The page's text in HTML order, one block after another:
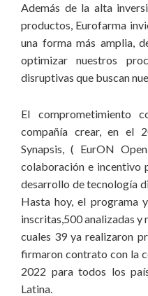
10. Resultado:
para cumplimiento de
riqueza generada con
de programas de
Además de la alta
productos, Eurofarma
una forma más amplia,
optimizar nuestros
disruptivas que buscan
El comprometimiento
compañía crear, en el
Synapsis, ( EurON
colaboración e incentivo
desarrollo de tecnología
Hasta hoy, el programa
inscritas,500 analizadas y
cuales 39 ya realizaron
firmaron contrato con la
2022 para todos los
Latina.